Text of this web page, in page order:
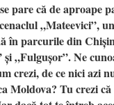
pare că de aproape
„Mateevici”,
în parcurile din
și „Fulgușor”. Ne
crezi, de ce nici azi
Moldova? Tu crezi